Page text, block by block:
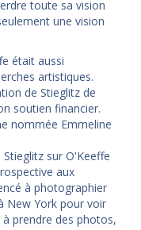
toute sa vision
une vision
était aussi
artistiques.
de Stieglitz de
soutien financier.
nommée Emmeline
sur O'Keeffe
aux
à photographier
New York pour voir
prendre des photos,